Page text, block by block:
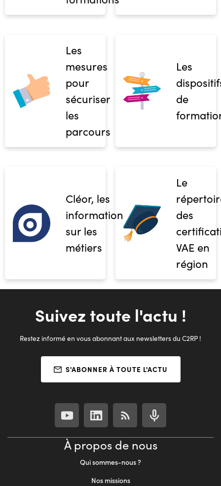
Les
mesures
pour
sécuriser
les
parcours
Les
de
Cléor, les
informations
sur les
métiers
Le
des
VAE en
région
Suivez toute l'actu !
Restez informé en vous abonnant aux newsletters du C2RP !
S'ABONNER À TOUTE L'ACTU
À propos de nous
Qui sommes-nous ?
Nos missions